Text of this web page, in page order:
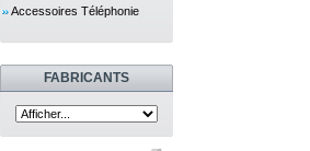
Accessoires Téléphonie
FABRICANTS